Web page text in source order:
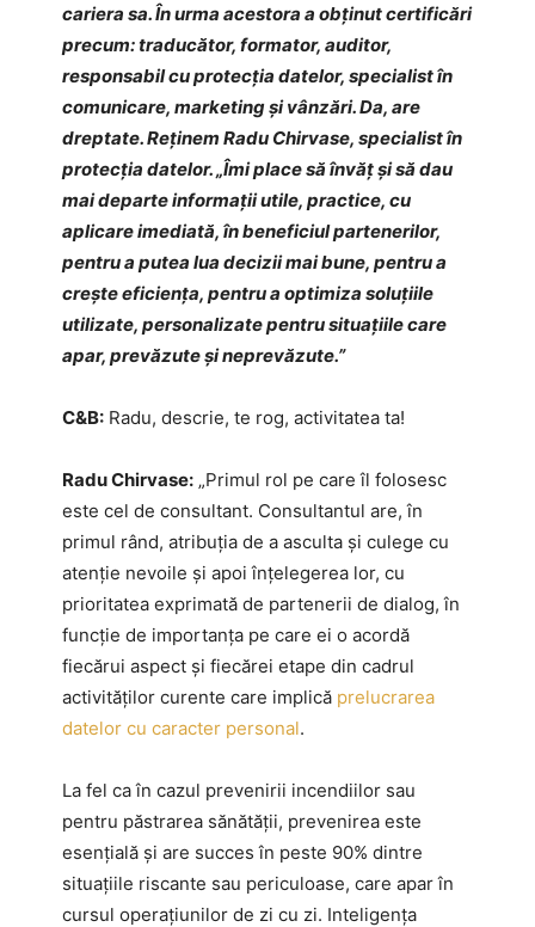
cariera sa. În urma acestora a obținut certificări
precum: traducător, formator, auditor,
responsabil cu protecția datelor, specialist în
comunicare, marketing și vânzări. Da, are
dreptate. Reținem Radu Chirvase, specialist în
protecția datelor. „Îmi place să învăț și să dau
mai departe informații utile, practice, cu
aplicare imediată, în beneficiul partenerilor,
pentru a putea lua decizii mai bune, pentru a
crește eficiența, pentru a optimiza soluțiile
utilizate, personalizate pentru situațiile care
apar, prevăzute și neprevăzute.”
C&B: Radu, descrie, te rog, activitatea ta!
Radu Chirvase: „Primul rol pe care îl folosesc
este cel de consultant. Consultantul are, în
primul rând, atribuția de a asculta și culege cu
atenție nevoile și apoi înțelegerea lor, cu
prioritatea exprimată de partenerii de dialog, în
funcție de importanța pe care ei o acordă
fiecărui aspect și fiecărei etape din cadrul
activităților curente care implică prelucrarea
datelor cu caracter personal.
La fel ca în cazul prevenirii incendiilor sau
pentru păstrarea sănătății, prevenirea este
esențială și are succes în peste 90% dintre
situațiile riscante sau periculoase, care apar în
cursul operațiunilor de zi cu zi. Inteligența